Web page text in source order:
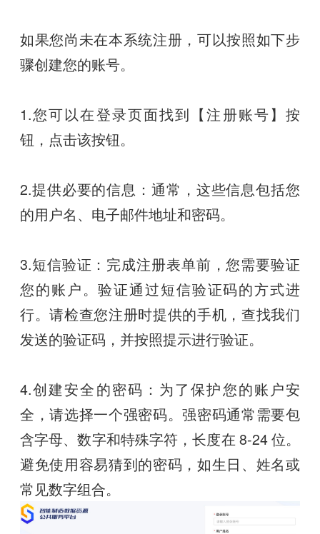
如果您尚未在本系统注册，可以按照如下步
骤创建您的账号。
1.您可以在登录页面找到【注册账号】按
钮，点击该按钮。
2.提供必要的信息：通常，这些信息包括您
的用户名、电子邮件地址和密码。
3.短信验证：完成注册表单前，您需要验证
您的账户。验证通过短信验证码的方式进
行。请检查您注册时提供的手机，查找我们
发送的验证码，并按照提示进行验证。
4.创建安全的密码：为了保护您的账户安
全，请选择一个强密码。强密码通常需要包
含字母、数字和特殊字符，长度在 8-24 位。
避免使用容易猜到的密码，如生日、姓名或
常见数字组合。